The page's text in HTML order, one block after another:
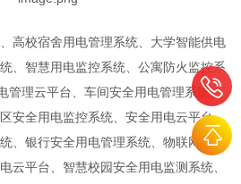
高校宿舍用电管理系统、大学智能供电
、智慧用电监控系统、公寓防火监控系
管理云平台、车间安全用电管理系统、
安全用电监控系统、安全用电云平台、
、银行安全用电管理系统、物联网安全
云平台、智慧校园安全用电监测系统、